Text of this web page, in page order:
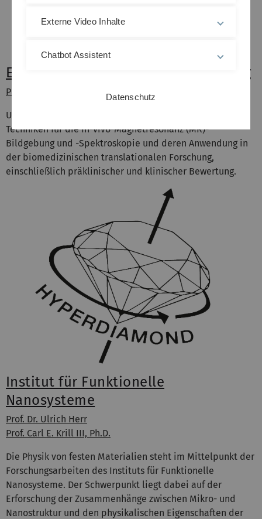
Experimental Cardiovascular Imaging
Prof. Dr. Volker Rasche
Unsere Gruppe erforscht und entwickelt spezielle
Techniken für die In-vivo-Magnetresonanz (MR)-
Bildgebung und -Spektroskopie und deren Anwendung in
der biomedizinischen translationalen Forschung,
einschließlich präklinischer und klinischer Bewertung.
Institut für Funktionelle
Nanosysteme
Prof. Dr. Ulrich Herr
Prof. Carl E. Krill III, Ph.D.
Die Physik von festen Materialien steht im Mittelpunkt der
Forschungsarbeiten des Instituts für Funktionelle
Nanosysteme. Der Schwerpunkt liegt dabei auf der
Erforschung der Zusammenhänge zwischen Mikro- und
Nanostruktur und den physikalischen Eigenschaften der
Externe Video Inhalte
Chatbot Assistent
Datenschutz